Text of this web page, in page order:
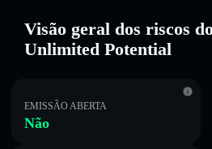
Visão geral dos riscos
Unlimited Potential
EMISSÃO ABERTA
Não